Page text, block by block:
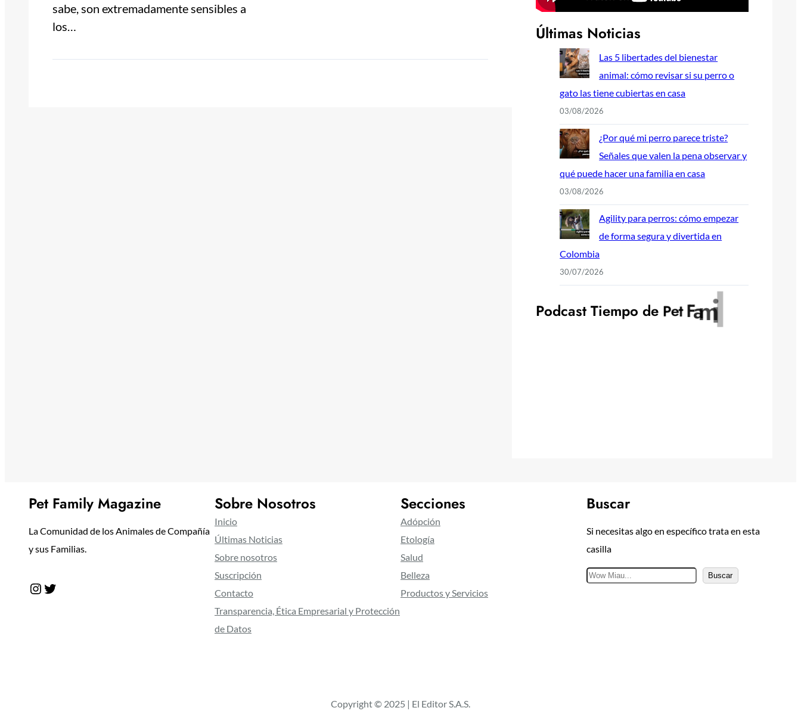
sabe, son extremadamente sensibles a
los…
Últimas Noticias
Las 5 libertades del bienestar
animal: cómo revisar si su perro o
gato las tiene cubiertas en casa
03/08/2026
¿Por qué mi perro parece triste?
Señales que valen la pena observar y
qué puede hacer una familia en casa
03/08/2026
Agility para perros: cómo empezar
de forma segura y divertida en
Colombia
30/07/2026
Podcast Tiempo de Pet Fami
Pet Family Magazine
La Comunidad de los Animales de Compañía
y sus Familias.
Instagram Twitter
Sobre Nosotros
Inicio
Últimas Noticias
Sobre nosotros
Suscripción
Contacto
Transparencia, Ética Empresarial y Protección
de Datos
Secciones
Adópción
Etología
Salud
Belleza
Productos y Servicios
Buscar
Si necesitas algo en específico trata en esta
casilla
B
Buscar
Copyright © 2025 | El Editor S.A.S.